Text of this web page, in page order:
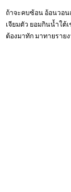
ถ้าจะคบซ้อน อ้อนวอน
เจียมตัว ยอมกินน้ำใต้
ต้องมาทัก มาทายรายง